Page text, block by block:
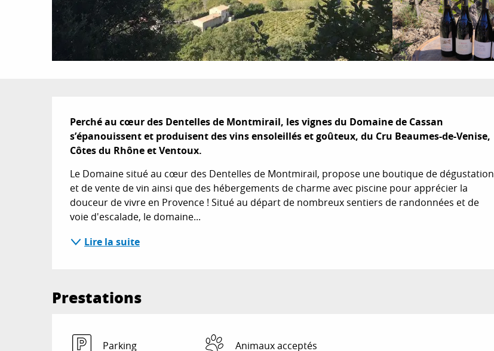
Description
Perché au cœur des Dentelles de Montmirail, les vignes du Domaine de Cassan
s’épanouissent et produisent des vins ensoleillés et goûteux, du Cru Beaumes-de-Venise,
Côtes du Rhône et Ventoux.
Le Domaine situé au cœur des Dentelles de Montmirail, propose une boutique de dégustation
et de vente de vin ainsi que des hébergements de charme avec piscine pour apprécier la
douceur de vivre en Provence ! Situé au départ de nombreux sentiers de randonnées et de
voie d'escalade, le domaine...
Lire la suite
Prestations
Parking Animaux acceptés